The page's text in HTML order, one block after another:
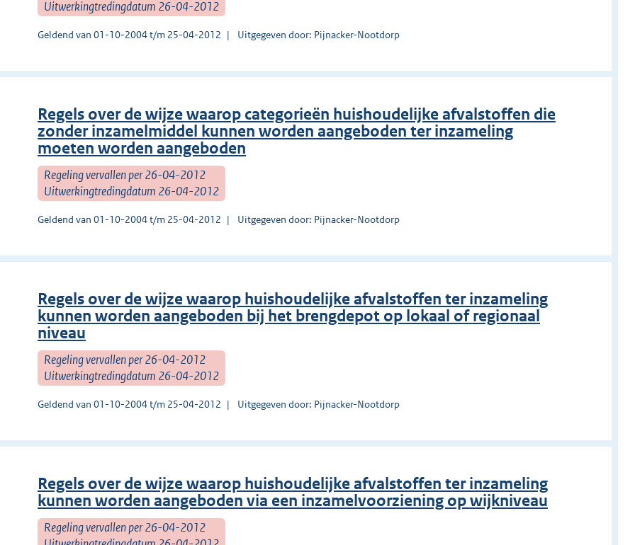
Uitwerkingtredingdatum 26-04-2012
Geldend van 01-10-2004 t/m 25-04-2012 Uitgegeven door: Pijnacker-Nootdorp
Regels over de wijze waarop categorieën huishoudelijke afvalstoffen die
zonder inzamelmiddel kunnen worden aangeboden ter inzameling
moeten worden aangeboden
Regeling vervallen per 26-04-2012
Uitwerkingtredingdatum 26-04-2012
Geldend van 01-10-2004 t/m 25-04-2012 Uitgegeven door: Pijnacker-Nootdorp
Regels over de wijze waarop huishoudelijke afvalstoffen ter inzameling
kunnen worden aangeboden bij het brengdepot op lokaal of regionaal
niveau
Regeling vervallen per 26-04-2012
Uitwerkingtredingdatum 26-04-2012
Geldend van 01-10-2004 t/m 25-04-2012 Uitgegeven door: Pijnacker-Nootdorp
Regels over de wijze waarop huishoudelijke afvalstoffen ter inzameling
kunnen worden aangeboden via een inzamelvoorziening op wijkniveau
Regeling vervallen per 26-04-2012